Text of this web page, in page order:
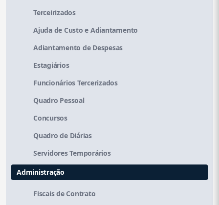
Terceirizados
Ajuda de Custo e Adiantamento
Adiantamento de Despesas
Estagiários
Funcionários Tercerizados
Quadro Pessoal
Concursos
Quadro de Diárias
Servidores Temporários
Administração
Fiscais de Contrato